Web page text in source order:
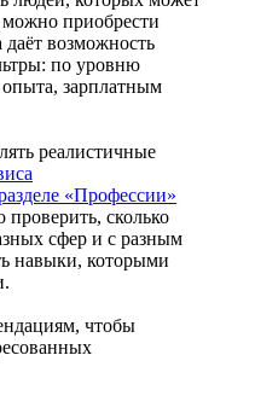
можно приобрести
даёт возможность
по уровню
опыта, зарплатным
реалистичные
«Профессии»
сколько
сфер и с разным
навыки, которыми
чтобы